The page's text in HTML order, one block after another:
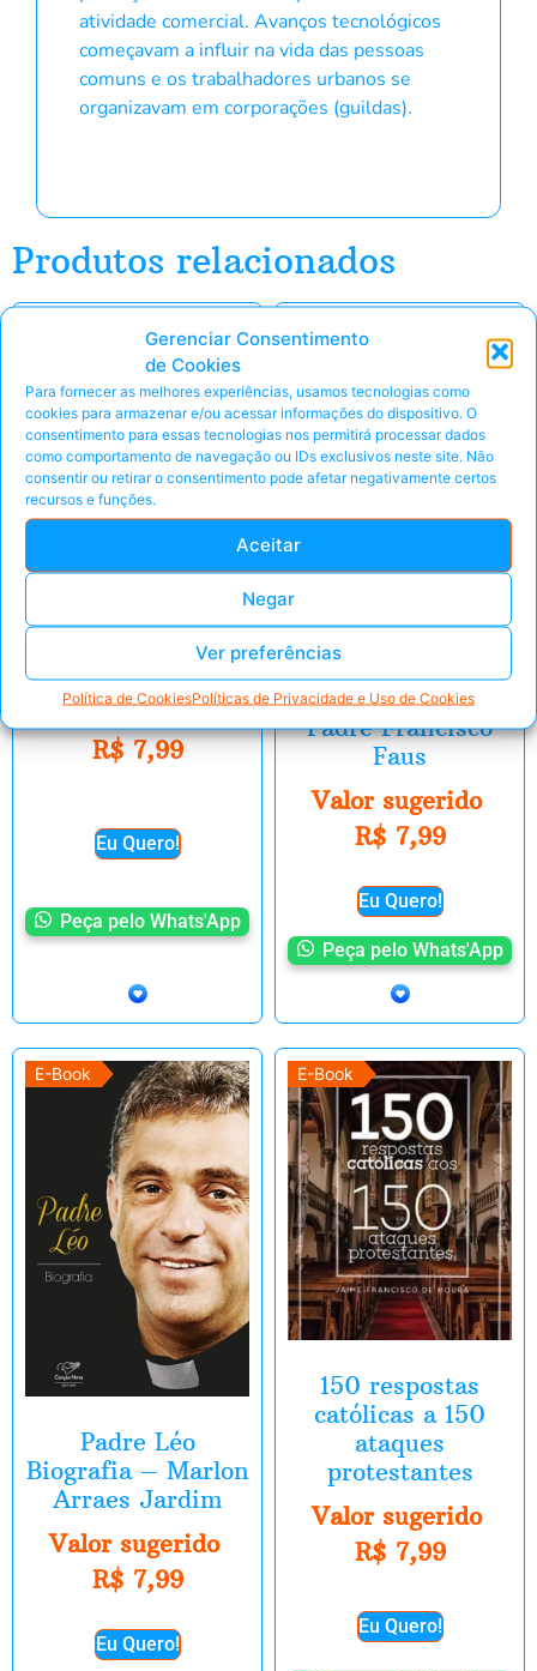
Gerenciar Consentimento
de Cookies
Para fornecer as melhores experiências, usamos tecnologias como
cookies para armazenar e/ou acessar informações do dispositivo. O
consentimento para essas tecnologias nos permitirá processar dados
como comportamento de navegação ou IDs exclusivos neste site. Não
consentir ou retirar o consentimento pode afetar negativamente certos
recursos e funções.
Aceitar
Negar
Ver preferências
Política de CookiesPolíticas de Privacidade e Uso de Cookies
atividade comercial. Avanços tecnológicos
começavam a influir na vida das pessoas
comuns e os trabalhadores urbanos se
organizavam em corporações (guildas).
Produtos relacionados
A Inveja – Padre
Francisco Faus
Valor sugerido
R$7,99
Eu Quero!
Peça pelo Whats'App
E-Book
A arte de decidir
bem – a Virtude
da Prudência –
Padre Francisco
Faus
Valor sugerido
R$7,99
Eu Quero!
Peça pelo Whats'App
E-Book
Padre Léo
Biografia – Marlon
Arraes Jardim
Valor sugerido
R$7,99
Eu Quero!
E-Book
150 respostas
católicas a 150
ataques
protestantes
Valor sugerido
R$7,99
Eu Quero!